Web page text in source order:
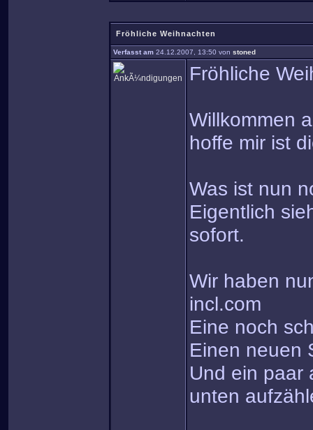
Fröhliche Weihnachten
Verfasst am 24.12.2007, 13:50 von stoned
Fröhliche
Willkommen
hoffe mir ist
Was ist nun
Eigentlich
sofort.
Wir haben
incl.com
Eine noch
Einen neuen
Und ein paar
unten